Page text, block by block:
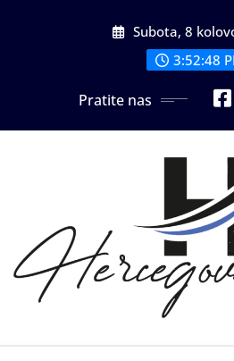
Subota, 8
3:52:49
Pratite nas